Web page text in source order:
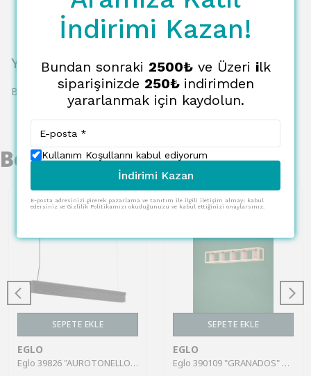
Yorumlar
Bu ürün için henüz yorum yapılmamış.
Benzer Ürünler
SEPETE EKLE
EGLO
Eglo 39826 "AUROTONELLO" 150 Cm Yüksekliğinde Çelik Siyah Sarkıt Avize
SEPETE EKLE
EGLO
Eglo 390109 "GRANADOS" 150 Cm Yüksekliğinde Çelik, Ahşap Siyah, Kahverengi Sarkıt Avize
İndirimi Kazan!
Bundan sonraki 2500₺ve Üzeri ilk
siparişinizde 250₺ indirimden
yararlanmak için kaydolun.
Kullanım Koşullarını kabul ediyorum
İndirimi Kazan
E-posta adresinizi girerek pazarlama ve tanıtım ile ilgili iletişim almayı kabul
edersiniz ve Gizlilik Politikamızı okuduğunuzu ve kabul ettiğinizi onaylarsınız.